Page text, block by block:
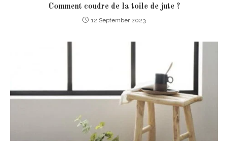
Comment coudre de la toile de jute ?
12 September 2023